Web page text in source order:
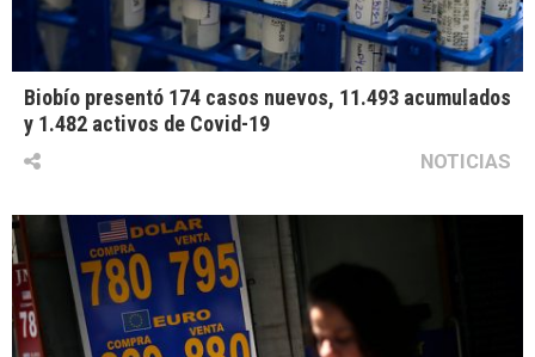
Biobío presentó 174 casos nuevos, 11.493 acumulados
y 1.482 activos de Covid-19
NOTICIAS